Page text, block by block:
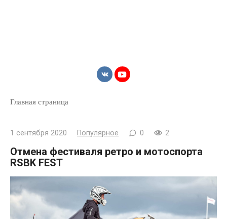
Главная страница
1 сентября 2020 Популярное 0 2
Отмена фестиваля ретро и мотоспорта
RSBK FEST